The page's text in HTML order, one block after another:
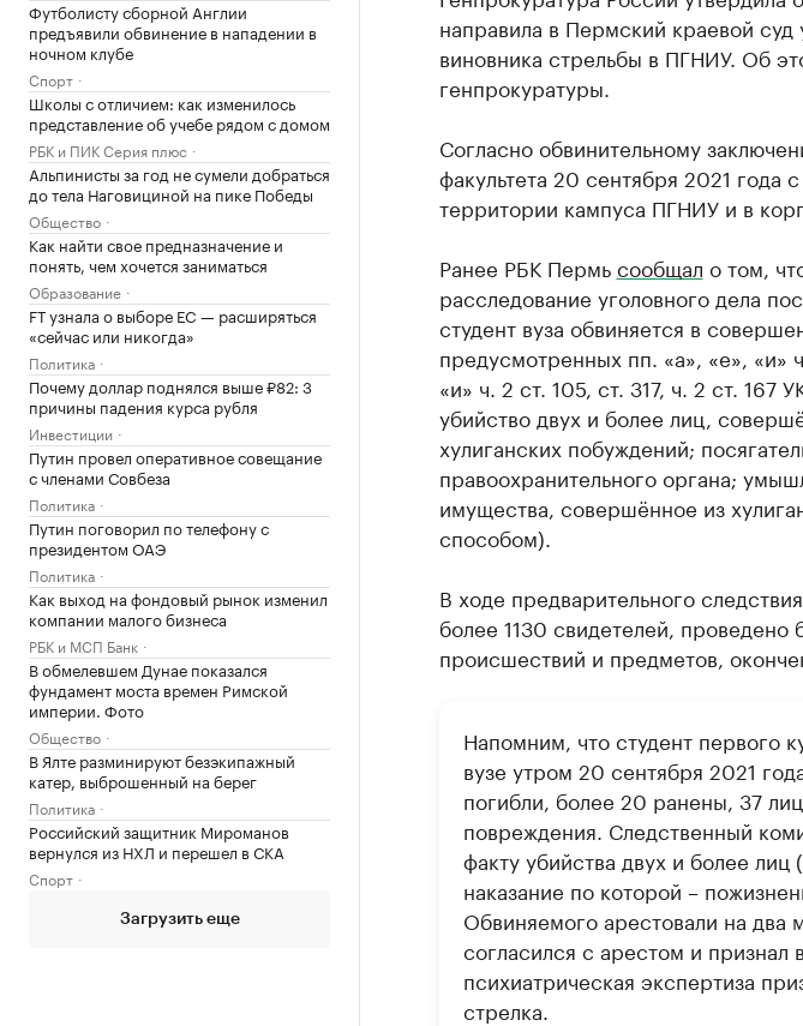
Футболисту сборной Англии
предъявили обвинение в нападении в
ночном клубе
Спорт
Школы с отличием: как изменилось
представление об учебе рядом с домом
РБК и ПИК Серия плюс
Альпинисты за год не сумели добраться
до тела Наговициной на пике Победы
Общество
Как найти свое предназначение и
понять, чем хочется заниматься
Образование
FT узнала о выборе ЕС — расширяться
«сейчас или никогда»
Политика
Почему доллар поднялся выше ₽82: 3
причины падения курса рубля
Инвестиции
Путин провел оперативное совещание
с членами Совбеза
Политика
Путин поговорил по телефону с
президентом ОАЭ
Политика
Как выход на фондовый рынок изменил
компании малого бизнеса
РБК и МСП Банк
В обмелевшем Дунае показался
фундамент моста времен Римской
империи. Фото
Общество
В Ялте разминируют безэкипажный
катер, выброшенный на берег
Политика
Российский защитник Мироманов
вернулся из НХЛ и перешел в СКА
Спорт
Загрузить еще
направила в Пермский краевой
виновника стрельбы в ПГНИУ. Об
генпрокуратуры.
Согласно обвинительному
факультета 20 сентября 2021 года
территории кампуса ПГНИУ и в
Ранее РБК Пермьсообщал о том,
расследование уголовного дела
студент вуза обвиняется в
предусмотренных пп. «а», «е», «и»
«и» ч. 2 ст. 105, ст. 317, ч. 2 ст.
убийство двух и более лиц,
хулиганских побуждений;
правоохранительного органа;
имущества, совершённое из
способом).
В ходе предварительного
более 1130 свидетелей, проведено
происшествий и предметов,
Напомним, что студент первого
вузе утром 20 сентября 2021
погибли, более 20 ранены, 37
повреждения. Следственный
факту убийства двух и более
наказание по которой –
Обвиняемого арестовали на два
согласился с арестом и признал
психиатрическая экспертиза
стрелка.